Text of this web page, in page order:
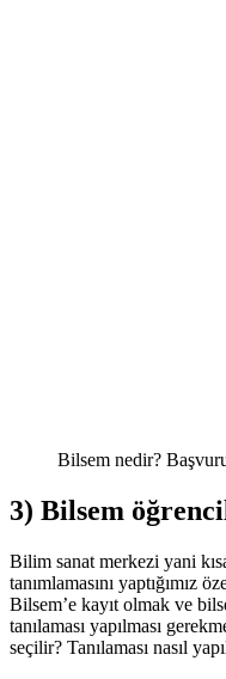
Bilsem nedir? Başvuru
3) Bilsem
Bilim sanat merkezi yani
tanımlamasını yaptığımız
Bilsem’e kayıt olmak ve
tanılaması yapılması
seçilir? Tanılaması nasıl